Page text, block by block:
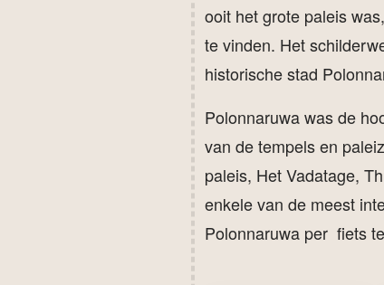
ooit het grote paleis
te vinden. Het
historische stad
Polonnaruwa was de
van de tempels en
paleis, Het Vadatage,
enkele van de meest
Polonnaruwa per fiets